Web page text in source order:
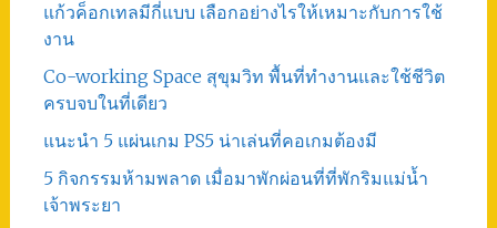
แก้วค็อกเทลมีกี่แบบ เลือกอย่างไรให้เหมาะกับการใช้
งาน
Co-working Space สุขุมวิท พื้นที่ทำงานและใช้ชีวิต
ครบจบในที่เดียว
แนะนำ 5 แผ่นเกม PS5 น่าเล่นที่คอเกมต้องมี
5 กิจกรรมห้ามพลาด เมื่อมาพักผ่อนที่ที่พักริมแม่น้ำ
เจ้าพระยา